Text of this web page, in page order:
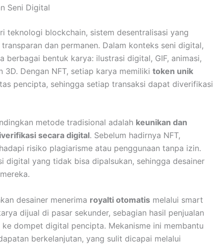
Seni Digital
teknologi blockchain, sistem desentralisasi yang
dan permanen. Dalam konteks seni digital,
berbagai bentuk karya: ilustrasi digital, GIF, animasi,
3D. Dengan NFT, setiap karya memiliki token unik
pencipta, sehingga setiap transaksi dapat diverifikasi
metode tradisional adalah keunikan dan
secara digital. Sebelum hadirnya NFT,
risiko plagiarisme atau penggunaan tanpa izin.
digital yang tidak bisa dipalsukan, sehingga desainer
desainer menerima royalti otomatis melalui smart
dijual di pasar sekunder, sebagian hasil penjualan
dompet digital pencipta. Mekanisme ini membantu
berkelanjutan, yang sulit dicapai melalui